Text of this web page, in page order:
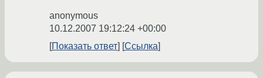
anonymous
10.12.2007 19:12:24 +00:00
Показать ответ
Ссылка